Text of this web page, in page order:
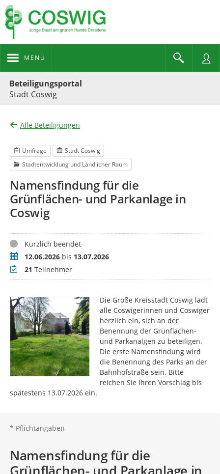
MENÜ
Beteiligungsportal
Stadt Coswig
Alle Beteiligungen
Umfrage
Stadt Coswig
Stadtentwicklung und Ländlicher Raum
Namensfindung für die
Grünflächen- und Parkanlage in
Coswig
StatusKürzlich beendet
Zeitraum12.06.2026 bis 13.07.2026
Teilnehmer
21 Teilnehmer
Die Große Kreisstadt Coswig lädt
alle Coswigerinnen und Coswiger
herzlich ein, sich an der
Benennung der Grünflächen-
und Parkanalgen zu beteiligen.
Die erste Namensfindung wird
die Benennung des Parks an der
Bahnhofstraße sein. Bitte
reichen Sie Ihren Vorschlag bis
spätestens 13.07.2026 ein.
* Pflichtangaben
Namensfindung für die
Grünflächen- und Parkanlage in